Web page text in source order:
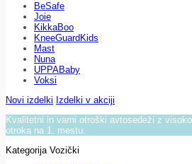
BeSafe
Joie
KikkaBoo
KneeGuardKids
Mast
Nuna
UPPABaby
Voksi
Novi izdelki Izdelki v akciji
Kvalitetni in varni otroški avtosedeži z
otroka na 1. mestu.
Kategorija Vozički